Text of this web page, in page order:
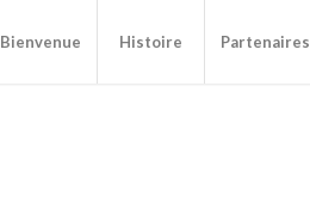
Bienvenue Histoire Partenaires